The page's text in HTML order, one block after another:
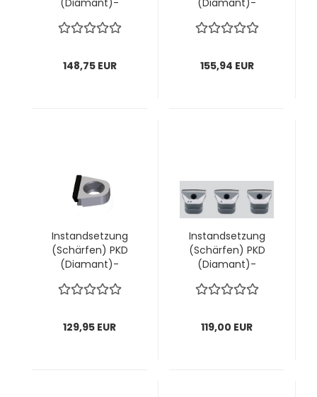
(Diamant)-
PRO "volle
VPE = 5 Stück
148,75 EUR
(Diamant)-
"volle Schneide"
Stück
155,94 EUR
Instandsetzung
(Schärfen) PKD
(Diamant)-
"volle Schneide"
Stück
129,95 EUR
Instandsetzung
(Schärfen) PKD
(Diamant)-
PRO "volle
VPE = 4 Stück
119,00 EUR